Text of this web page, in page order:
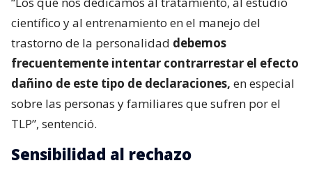
científico y al entrenamiento en el manejo del
trastorno de la personalidad debemos
frecuentemente intentar contrarrestar el efecto
dañino de este tipo de declaraciones, en especial
sobre las personas y familiares que sufren por el
TLP”, sentenció.
Sensibilidad al rechazo